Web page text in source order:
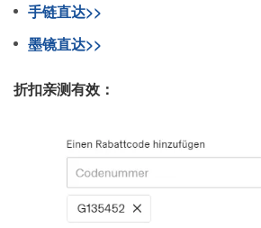
手链直达>>
墨镜直达>>
折扣亲测有效：